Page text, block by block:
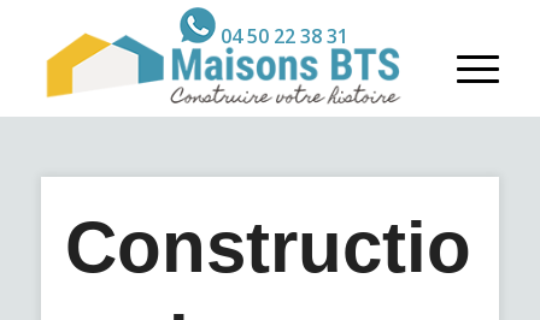
04 50 22 38 31
Construction